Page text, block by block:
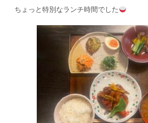
ちょっと特別なランチ時間でした